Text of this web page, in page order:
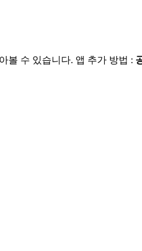
볼 수 있습니다. 앱 추가 방법 :